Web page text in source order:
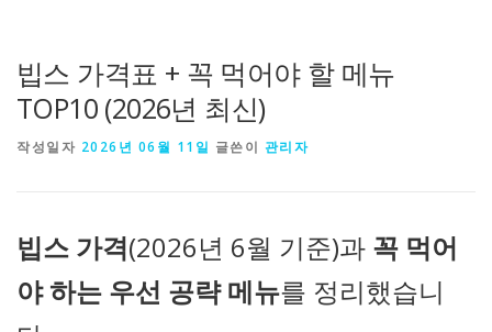
빕스 가격표 + 꼭 먹어야 할 메뉴
TOP10 (2026년 최신)
작성일자 2026년 06월 11일 글쓴이 관리자
빕스 가격(2026년 6월 기준)과 꼭 먹어
야 하는 우선 공략 메뉴를 정리했습니